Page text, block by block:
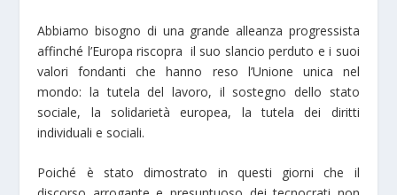
Abbiamo bisogno di una grande alleanza progressista
affinché l’Europa riscopra il suo slancio perduto e i suoi
valori fondanti che hanno reso l’Unione unica nel
mondo: la tutela del lavoro, il sostegno dello stato
sociale, la solidarietà europea, la tutela dei diritti
individuali e sociali.
Poiché è stato dimostrato in questi giorni che il